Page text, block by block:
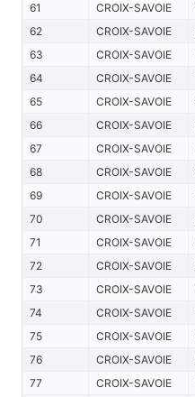
61
CROIX-SAVOIE
62
CROIX-SAVOIE
63
CROIX-SAVOIE
64
CROIX-SAVOIE
65
CROIX-SAVOIE
66
CROIX-SAVOIE
67
CROIX-SAVOIE
68
CROIX-SAVOIE
69
CROIX-SAVOIE
70
CROIX-SAVOIE
71
CROIX-SAVOIE
72
CROIX-SAVOIE
73
CROIX-SAVOIE
74
CROIX-SAVOIE
75
CROIX-SAVOIE
76
CROIX-SAVOIE
77
CROIX-SAVOIE